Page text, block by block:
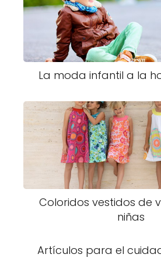
La moda infantil a la
Coloridos vestidos de
niñas
Artículos para el